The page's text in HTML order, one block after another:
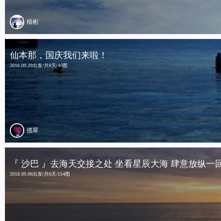
植彬
仙本那，国庆我们来啦！
2016.09.29出发/共8天/40图
揽翠
『 沙巴 』去海天交接之处 坐看星辰大海 肆意放纵一
2018.09.06出发/共6天/154图